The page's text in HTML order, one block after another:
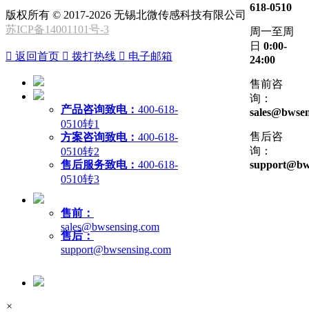
618-0510
周一至周
日 0:00-
24:00
售前咨
询：
售后咨
询：
版权所有 © 2017-2026 无锡北微传感科技有限公司
苏ICP备14001101号-3
 返回首页  拨打热线  电子邮箱
产品咨询致电： 400-618-
0510转1
方案咨询致电： 400-618-
0510转2
售后服务致电： 400-618-
0510转3
售前：
sales@bwsensing.com
售后：
support@bwsensing.com
×